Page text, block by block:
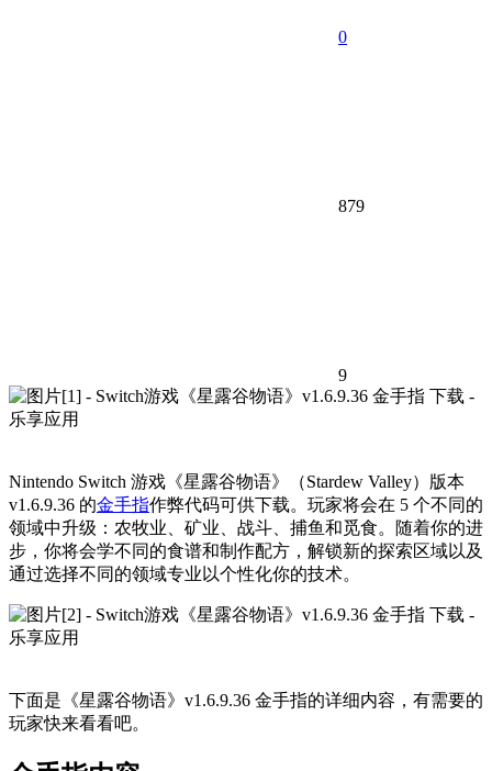
0
879
9
Nintendo Switch 游戏《星露谷物语》（Stardew Valley）版本
v1.6.9.36 的金手指作弊代码可供下载。玩家将会在 5 个不同的
领域中升级：农牧业、矿业、战斗、捕鱼和觅食。随着你的进
步，你将会学不同的食谱和制作配方，解锁新的探索区域以及
通过选择不同的领域专业以个性化你的技术。
下面是《星露谷物语》v1.6.9.36 金手指的详细内容，有需要的
玩家快来看看吧。